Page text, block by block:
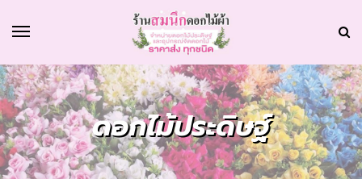
ดอกไม้ประดิษฐ์